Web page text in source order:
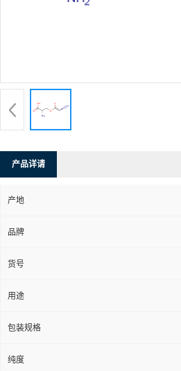
产品详请
产地
品牌
货号
用途
包装规格
纯度